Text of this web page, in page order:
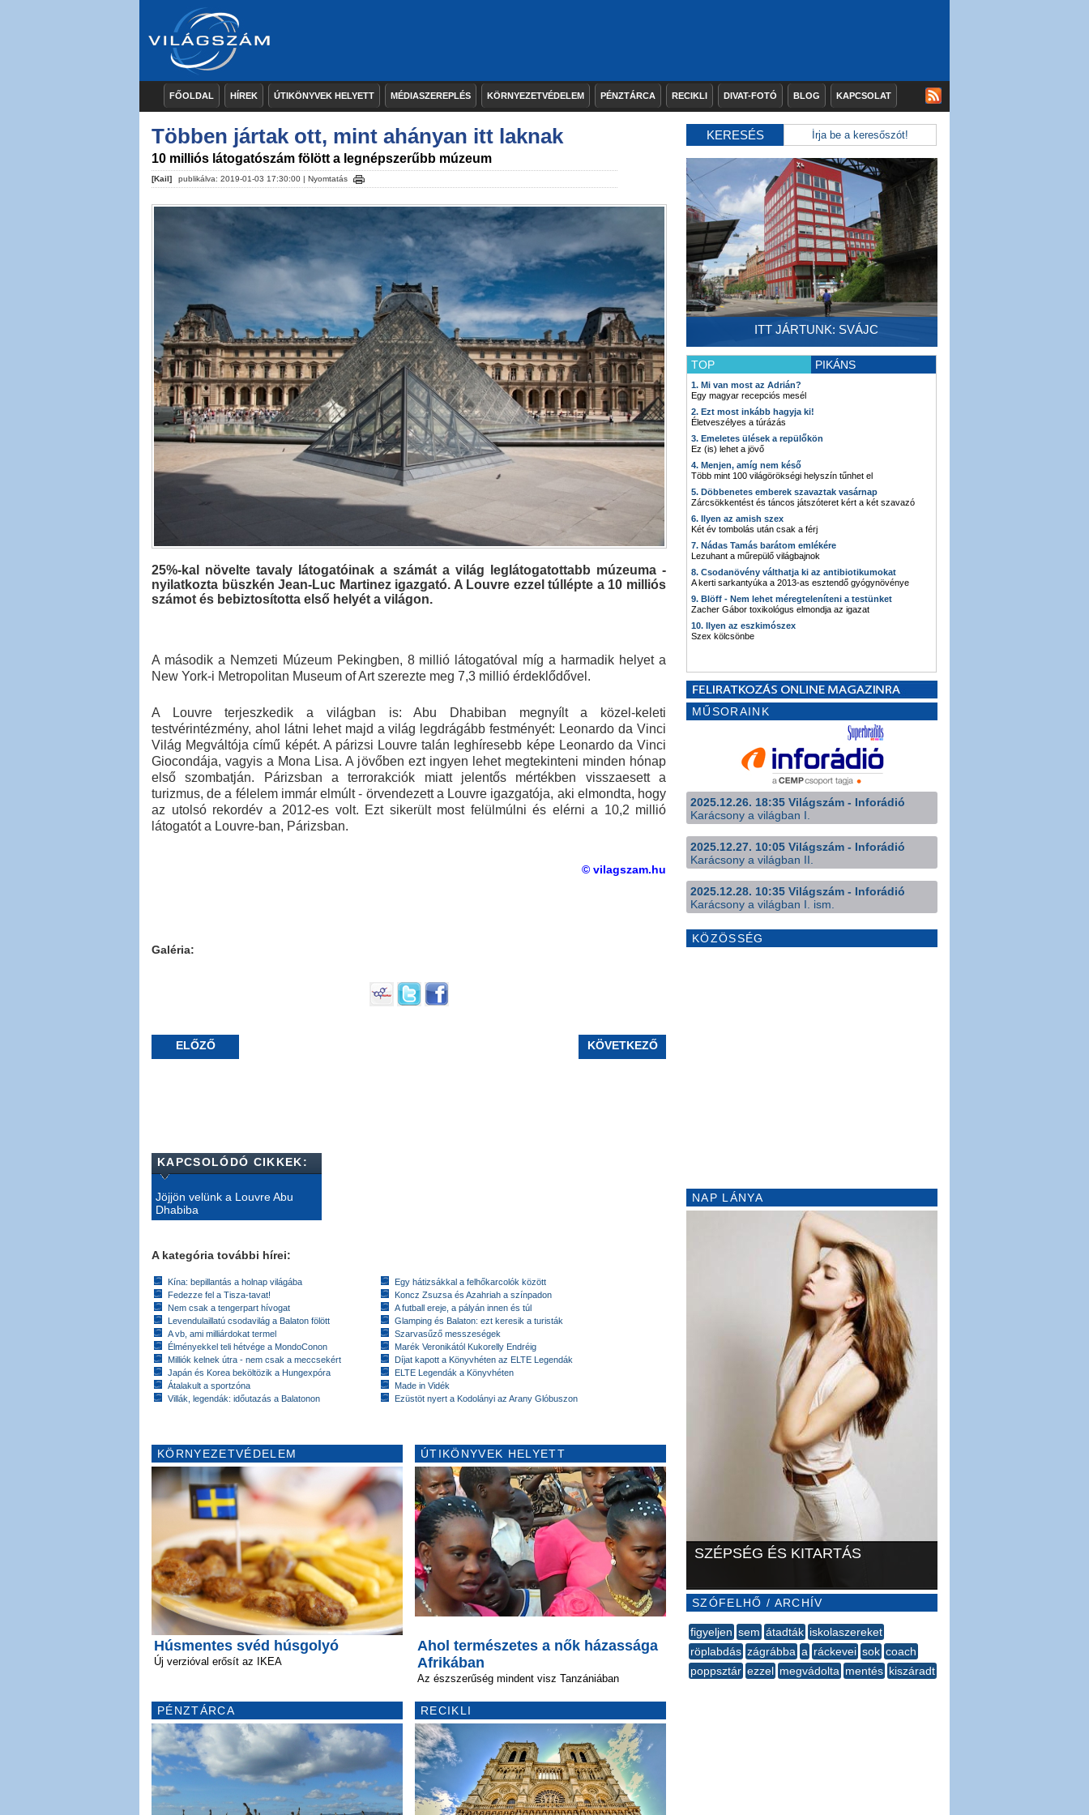
FŐOLDAL HÍREK ÚTIKÖNYVEK HELYETT MÉDIASZEREPLÉS KÖRNYEZETVÉDELEM PÉNZTÁRCA RECIKLI DIVAT-FOTÓ BLOG KAPCSOLAT
Többen jártak ott, mint ahányan itt laknak
10 milliós látogatószám fölött a legnépszerűbb múzeum
[Kail] publikálva: 2019-01-03 17:30:00 | Nyomtatás
25%-kal növelte tavaly látogatóinak a számát a világ leglátogatottabb múzeuma -
nyilatkozta büszkén Jean-Luc Martinez igazgató. A Louvre ezzel túllépte a 10 milliós
számot és bebiztosította első helyét a világon.
A második a Nemzeti Múzeum Pekingben, 8 millió látogatóval míg a harmadik helyet a
New York-i Metropolitan Museum of Art szerezte meg 7,3 millió érdeklődővel.
A Louvre terjeszkedik a világban is: Abu Dhabiban megnyílt a közel-keleti
testvérintézmény, ahol látni lehet majd a világ legdrágább festményét: Leonardo da Vinci
Világ Megváltója című képét. A párizsi Louvre talán leghíresebb képe Leonardo da Vinci
Giocondája, vagyis a Mona Lisa. A jövőben ezt ingyen lehet megtekinteni minden hónap
első szombatján. Párizsban a terrorakciók miatt jelentős mértékben visszaesett a
turizmus, de a félelem immár elmúlt - örvendezett a Louvre igazgatója, aki elmondta, hogy
az utolsó rekordév a 2012-es volt. Ezt sikerült most felülmúlni és elérni a 10,2 millió
látogatót a Louvre-ban, Párizsban.
© vilagszam.hu
Galéria:
ELŐZŐ KÖVETKEZŐ
KAPCSOLÓDÓ CIKKEK:
Jöjjön velünk a Louvre Abu
Dhabiba
A kategória további hírei:
Kína: bepillantás a holnap világába
Fedezze fel a Tisza-tavat!
Nem csak a tengerpart hívogat
Levendulaillatú csodavilág a Balaton fölött
A vb, ami milliárdokat termel
Élményekkel teli hétvége a MondoConon
Milliók kelnek útra - nem csak a meccsekért
Japán és Korea beköltözik a Hungexpóra
Átalakult a sportzóna
Villák, legendák: időutazás a Balatonon
Egy hátizsákkal a felhőkarcolók között
Koncz Zsuzsa és Azahriah a színpadon
A futball ereje, a pályán innen és túl
Glamping és Balaton: ezt keresik a turisták
Szarvasűző messzeségek
Marék Veronikától Kukorelly Endréig
Díjat kapott a Könyvhéten az ELTE Legendák
ELTE Legendák a Könyvhéten
Made in Vidék
Ezüstöt nyert a Kodolányi az Arany Glóbuszon
KÖRNYEZETVÉDELEM
Húsmentes svéd húsgolyó
Új verzióval erősít az IKEA
PÉNZTÁRCA
ÚTIKÖNYVEK HELYETT
Ahol természetes a nők házassága
Afrikában
Az észszerűség mindent visz Tanzániában
RECIKLI
KERESÉS
ITT JÁRTUNK: SVÁJC
TOP PIKÁNS
1. Mi van most az Adrián?
Egy magyar recepciós mesél
2. Ezt most inkább hagyja ki!
Életveszélyes a túrázás
3. Emeletes ülések a repülőkön
Ez (is) lehet a jövő
4. Menjen, amíg nem késő
Több mint 100 világörökségi helyszín tűnhet el
5. Döbbenetes emberek szavaztak vasárnap
Zárcsökkentést és táncos játszóteret kért a két szavazó
6. Ilyen az amish szex
Két év tombolás után csak a férj
7. Nádas Tamás barátom emlékére
Lezuhant a műrepülő világbajnok
8. Csodanövény válthatja ki az antibiotikumokat
A kerti sarkantyúka a 2013-as esztendő gyógynövénye
9. Blöff - Nem lehet méregteleníteni a testünket
Zacher Gábor toxikológus elmondja az igazat
10. Ilyen az eszkimószex
Szex kölcsönbe
MŰSORAINK
2025.12.26. 18:35 Világszám - Inforádió
Karácsony a világban I.
2025.12.27. 10:05 Világszám - Inforádió
Karácsony a világban II.
2025.12.28. 10:35 Világszám - Inforádió
Karácsony a világban I. ism.
KÖZÖSSÉG
NAP LÁNYA
SZÉPSÉG ÉS KITARTÁS
SZÓFELHŐ / ARCHÍV
figyeljen sem átadták iskolaszereket
röplabdás zágrábba ​a ráckevei sok coach
poppsztár ezzel megvádolta mentés kiszáradt